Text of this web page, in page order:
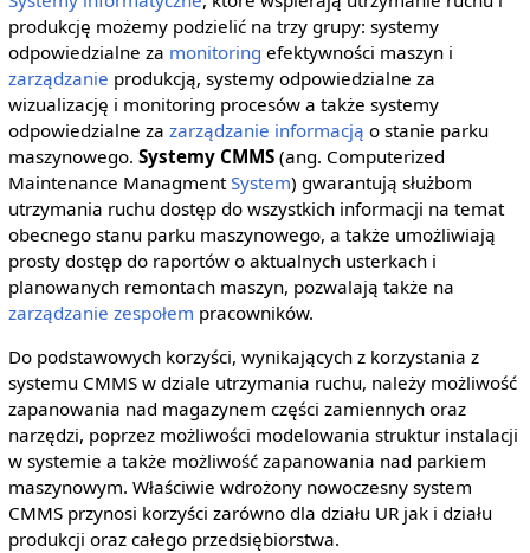
produkcję możemy podzielić na trzy grupy: systemy
odpowiedzialne za monitoring efektywności maszyn i
zarządzanie produkcją, systemy odpowiedzialne za
wizualizację i monitoring procesów a także systemy
odpowiedzialne za zarządzanie informacją o stanie parku
maszynowego. Systemy CMMS(ang. Computerized
Maintenance ManagmentSystem) gwarantują służbom
utrzymania ruchu dostęp do wszystkich informacji na temat
obecnego stanu parku maszynowego, a także umożliwiają
prosty dostęp do raportów o aktualnych usterkach i
planowanych remontach maszyn, pozwalają także na
zarządzanie zespołem pracowników.
Do podstawowych korzyści, wynikających z korzystania z
systemu CMMS w dziale utrzymania ruchu, należy możliwość
zapanowania nad magazynem części zamiennych oraz
narzędzi, poprzez możliwości modelowania struktur instalacji
w systemie a także możliwość zapanowania nad parkiem
maszynowym. Właściwie wdrożony nowoczesny system
CMMS przynosi korzyści zarówno dla działu UR jak i działu
produkcji oraz całego przedsiębiorstwa.